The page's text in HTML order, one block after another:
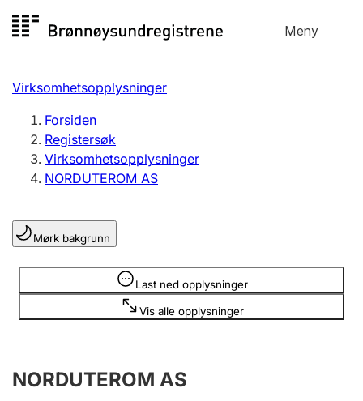
til
Meny
Registersøk
Aksjeselskap
Enkeltpersonforetak
Registrere, endre, slette
Lag og forening
Registrere, endre, slette
Årsregnskap
Virksomhetsopplysninger
Forsiden
Registersøk
Virksomhetsopplysninger
NORDUTEROM AS
Mørk bakgrunn
Last ned opplysninger
Vis alle opplysninger
Opplysninger er skjult
NORDUTEROM AS